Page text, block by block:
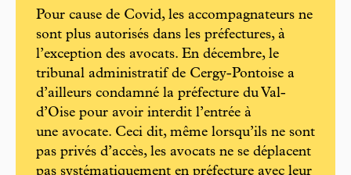
Pour cause de Covid, les accompagnateurs ne
sont plus autorisés dans les préfectures, à
l’exception des avocats. En décembre, le
tribunal administratif de Cergy-Pontoise a
d’ailleurs condamné la préfecture du Val-
d’Oise pour avoir interdit l’entrée à
une avocate. Ceci dit, même lorsqu’ils ne sont
pas privés d’accès, les avocats ne se déplacent
pas systématiquement en préfecture avec leur